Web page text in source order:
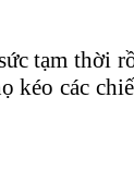
tạm
các